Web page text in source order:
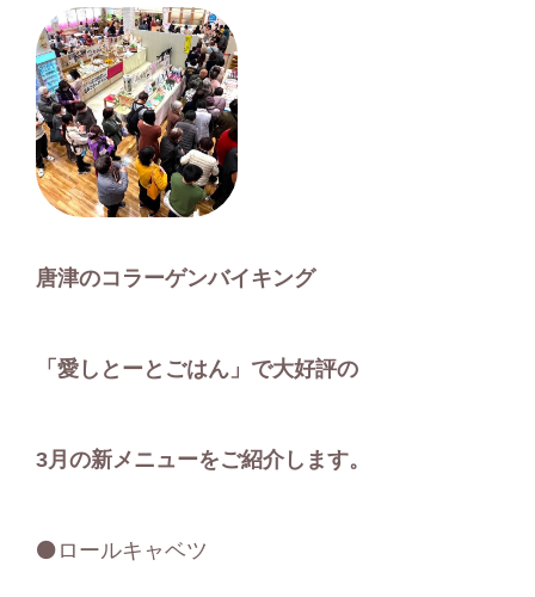
唐津のコラーゲンバイキング
「愛しとーとごはん」で大好評の
3月の新メニューをご紹介します。
⚫ロールキャベツ